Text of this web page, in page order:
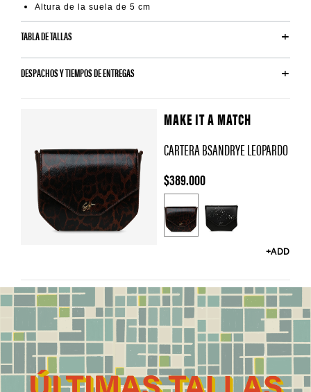
Altura de la suela de 5 cm
TABLA DE TALLAS
DESPACHOS Y TIEMPOS DE ENTREGAS
MAKE IT A MATCH
CARTERA BSANDRYE LEOPARDO
$389.000
C
o
r
+ADD
Y
o
u
m
a